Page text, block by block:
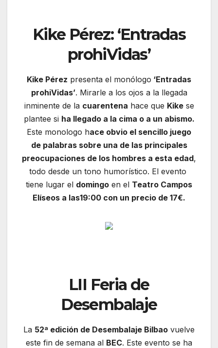
Kike Pérez: ‘Entradas
prohiVidas’
Kike Pérez presenta el monólogo ‘Entradas
prohiVidas’. Mirarle a los ojos a la llegada
inminente de la cuarentena hace que Kikese
plantee si ha llegado a la cima o a un abismo.
Este monologo hace obvio el sencillo juego
de palabras sobre una de las principales
preocupaciones de los hombres a esta edad,
todo desde un tono humorístico. El evento
tiene lugar el domingo en el Teatro Campos
Elíseos a las19:00 con un precio de 17€.
LII Feria de
Desembalaje
La 52ª edición de Desembalaje Bilbao vuelve
este fin de semana al BEC. Este evento se ha